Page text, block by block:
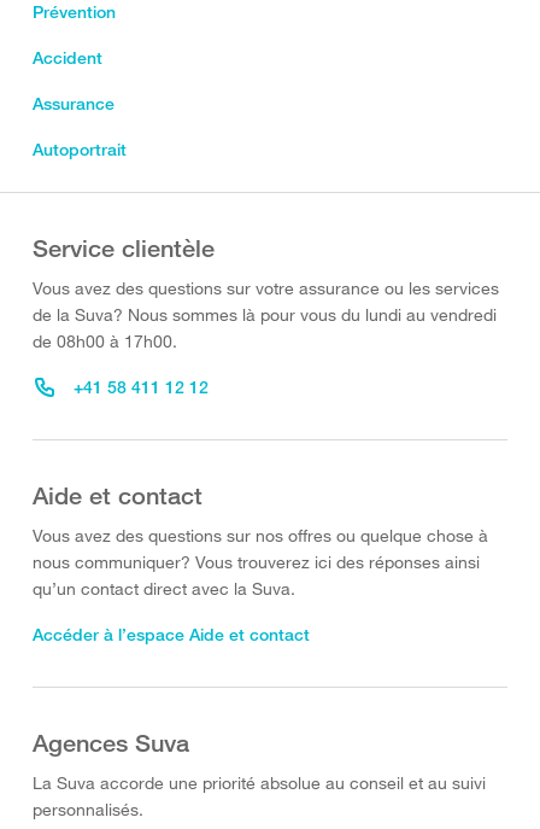
Prévention
Accident
Assurance
Autoportrait
Service clientèle
Vous avez des questions sur votre assurance ou les services
de la Suva? Nous sommes là pour vous du lundi au vendredi
de 08h00 à 17h00.
+41 58 411 12 12
Aide et contact
Vous avez des questions sur nos offres ou quelque chose à
nous communiquer? Vous trouverez ici des réponses ainsi
qu’un contact direct avec la Suva.
Accéder à l’espace Aide et contact
Agences Suva
La Suva accorde une priorité absolue au conseil et au suivi
personnalisés.